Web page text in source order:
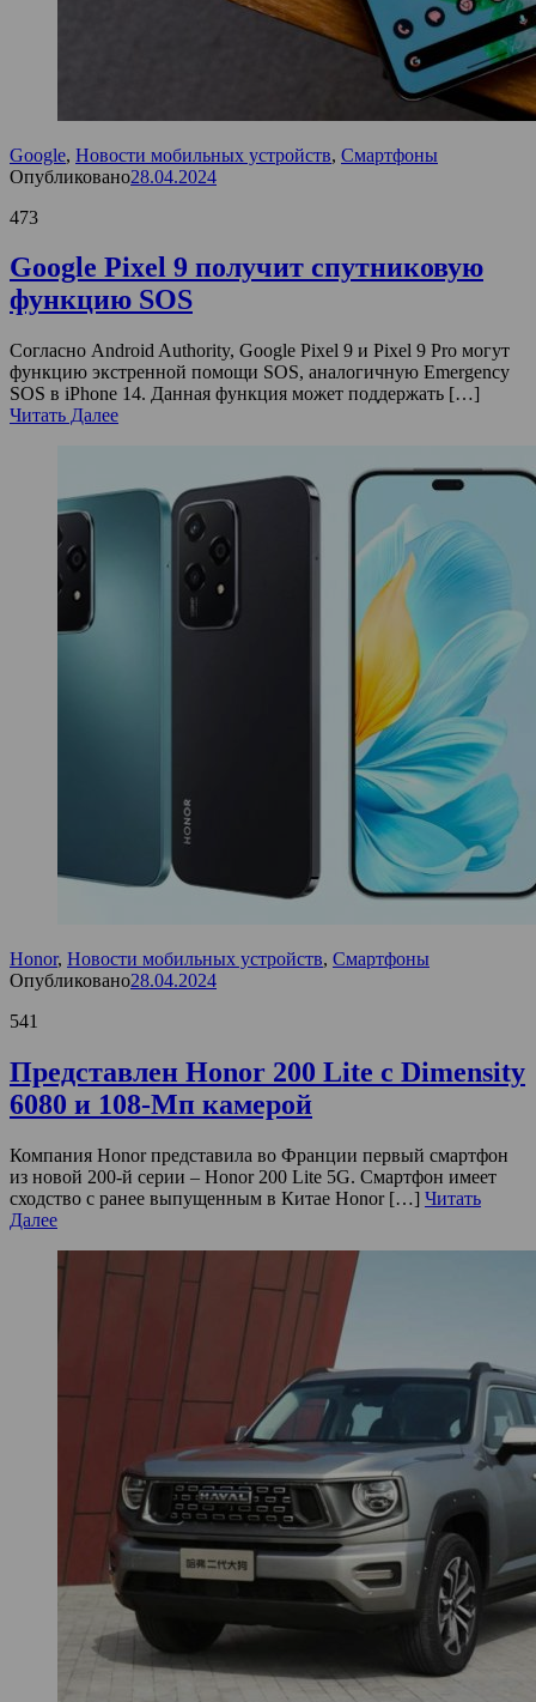
Google, Новости мобильных устройств, Смартфоны
Опубликовано28.04.2024
473
Google Pixel 9 получит спутниковую
функцию SOS
Согласно Android Authority, Google Pixel 9 и Pixel 9 Pro могут
функцию экстренной помощи SOS, аналогичную Emergency
SOS в iPhone 14. Данная функция может поддержать […]
Читать Далее
Honor, Новости мобильных устройств, Смартфоны
Опубликовано28.04.2024
541
Представлен Honor 200 Lite с Dimensity
6080 и 108-Мп камерой
Компания Honor представила во Франции первый смартфон
из новой 200-й серии – Honor 200 Lite 5G. Смартфон имеет
сходство с ранее выпущенным в Китае Honor […] Читать
Далее